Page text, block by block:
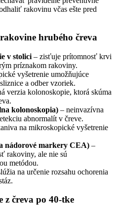
rakovinu včas ešte pred
hrubého čreva
v stolici – zisťuje prítomnosť krvi
príznakom rakoviny.
vyšetrenie umožňujúce
a odber vzoriek.
verzia kolonoskopie, ktorá skúma
kolonoskopia) – neinvazívna
abnormalít v čreve.
na mikroskopické vyšetrenie
nádorové markery CEA) –
rakoviny, ale nie sú
metódou.
na určenie rozsahu ochorenia
z čreva po 40-tke